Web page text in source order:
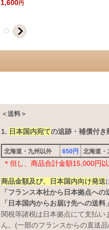
1,600円
＜送料＞
1. 日本国内宛ての追跡・補償付
北海道・九州以外 650円 北海道
＊但し、商品合計金額15,000円
商品金額及び、日本国内向け発送
「フランス本社から日本拠点へ
「日本国内からお届け先への送
関税等諸税は日本拠点にて支払
ん。(一部のフランスからの直送